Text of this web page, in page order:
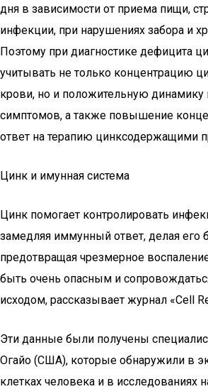
дня в зависимости от приема пищи,
инфекции, при нарушениях забора и
Поэтому при диагностике дефицита
учитывать не только концентрацию
крови, но и положительную динамику
симптомов, а также повышение
ответ на терапию цинксодержащими
Цинк и имунная система
Цинк помогает контролировать
замедляя иммунный ответ, делая его
предотвращая чрезмерное
быть очень опасным и
исходом, рассказывает журнал «Cell
Эти данные были получены
Огайо (США), которые обнаружили в
клетках человека и в исследованиях